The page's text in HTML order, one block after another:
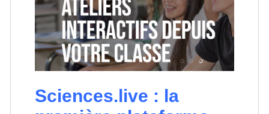
Sciences.live : la